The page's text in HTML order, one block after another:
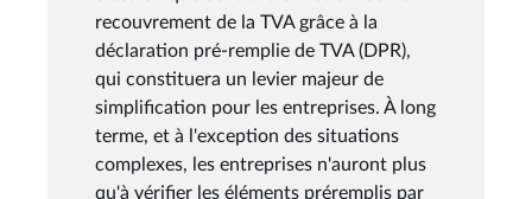
recouvrement de la TVA grâce à la
déclaration pré-remplie de TVA (DPR),
qui constituera un levier majeur de
simplification pour les entreprises. À long
terme, et à l'exception des situations
complexes, les entreprises n'auront plus
qu'à vérifier les éléments préremplis par